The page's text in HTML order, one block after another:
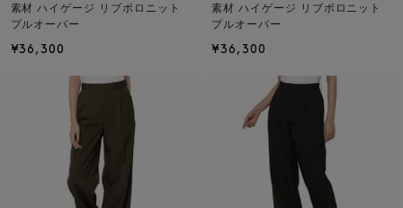
素材 ハイゲージ リブポロニット
プルオーバー
¥36,300
素材 ハイゲージ リブポロニット
プルオーバー
¥36,300